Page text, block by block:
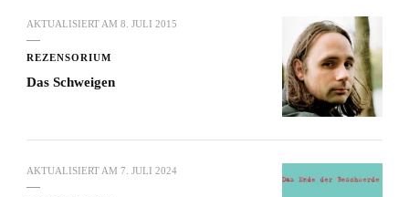
AKTUALISIERT AM 8. JULI 2015
REZENSORIUM
Das Schweigen
AKTUALISIERT AM 7. JULI 2024